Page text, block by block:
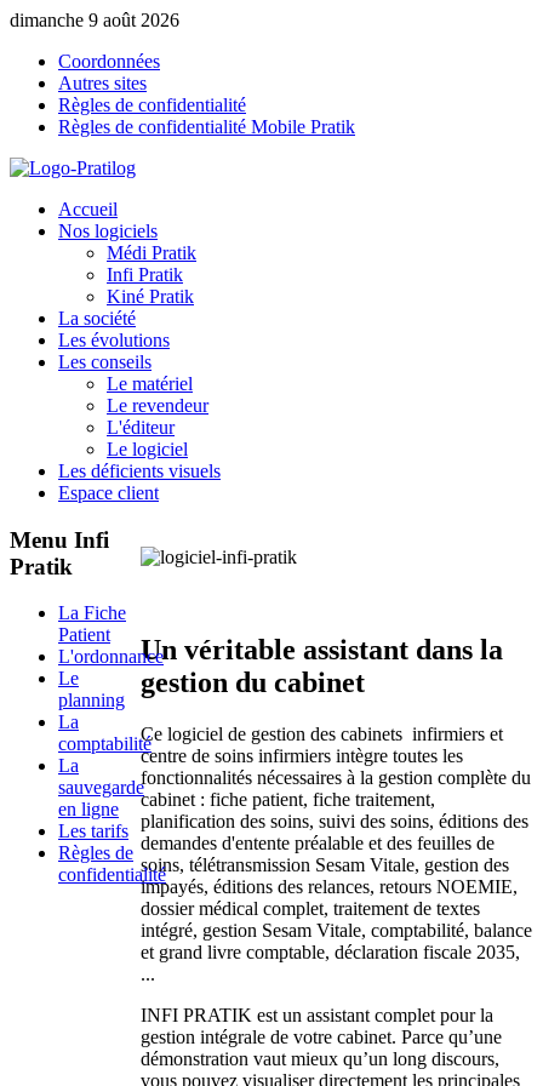
dimanche 9 août 2026
Coordonnées
Autres sites
Règles de confidentialité
Règles de confidentialité Mobile Pratik
Accueil
Nos logiciels
Médi Pratik
Infi Pratik
Kiné Pratik
La société
Les évolutions
Les conseils
Le matériel
Le revendeur
L'éditeur
Le logiciel
Les déficients visuels
Espace client
Un véritable assistant dans la
gestion du cabinet
Ce logiciel de gestion des cabinets infirmiers et
centre de soins infirmiers intègre toutes les
fonctionnalités nécessaires à la gestion complète du
cabinet : fiche patient, fiche traitement,
planification des soins, suivi des soins, éditions des
demandes d'entente préalable et des feuilles de
soins, télétransmission Sesam Vitale, gestion des
impayés, éditions des relances, retours NOEMIE,
dossier médical complet, traitement de textes
intégré, gestion Sesam Vitale, comptabilité, balance
et grand livre comptable, déclaration fiscale 2035,
...
INFI PRATIK est un assistant complet pour la
gestion intégrale de votre cabinet. Parce qu’une
démonstration vaut mieux qu’un long discours,
vous pouvez visualiser directement les principales
Menu Infi
Pratik
La Fiche
Patient
L'ordonnance
Le
planning
La
comptabilité
La
sauvegarde
en ligne
Les tarifs
Règles de
confidentialité